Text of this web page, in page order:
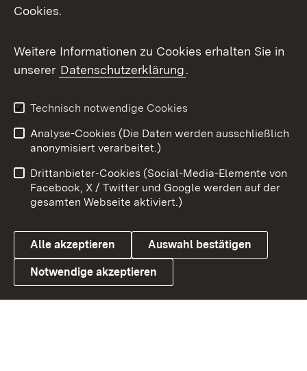
Messenger
Social Wall
X / Twitter
Youtube
Link zum Landesportal
Benutzungshinweise
Barrierefreiheit
Datenschutz
Cookies
Cookies.
Weitere Informationen zu Cookies erhalten Sie in
unserer Datenschutzerklärung.
Technisch notwendige Cookies
Analyse-Cookies (Die Daten werden ausschließlich
anonymisiert verarbeitet.)
Drittanbieter-Cookies (Social-Media-Elemente von
Facebook, X / Twitter und Google werden auf der
gesamten Webseite aktiviert.)
Alle akzeptieren Auswahl bestätigen
Notwendige akzeptieren